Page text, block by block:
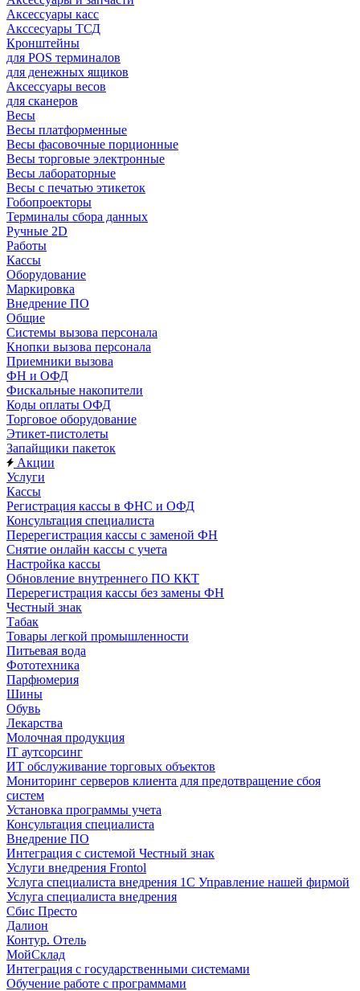
Аксессуары касс
Акссесуары ТСД
Кронштейны
для POS терминалов
для денежных ящиков
Аксессуары весов
для сканеров
Весы
Весы платформенные
Весы фасовочные порционные
Весы торговые электронные
Весы лабораторные
Весы с печатью этикеток
Гобопроекторы
Терминалы сбора данных
Ручные 2D
Работы
Кассы
Оборудование
Маркировка
Внедрение ПО
Общие
Системы вызова персонала
Кнопки вызова персонала
Приемники вызова
ФН и ОФД
Фискальные накопители
Коды оплаты ОФД
Торговое оборудование
Этикет-пистолеты
Запайщики пакеток
Акции
Услуги
Кассы
Регистрация кассы в ФНС и ОФД
Консультация специалиста
Перерегистрация кассы с заменой ФН
Снятие онлайн кассы с учета
Настройка кассы
Обновление внутреннего ПО ККТ
Перерегистрация кассы без замены ФН
Честный знак
Табак
Товары легкой промышленности
Питьевая вода
Фототехника
Парфюмерия
Шины
Обувь
Лекарства
Молочная продукция
IT аутсорсинг
ИТ обслуживание торговых объектов
Мониторинг серверов клиента для предотвращение сбоя
систем
Установка программы учета
Консультация специалиста
Внедрение ПО
Интеграция с системой Честный знак
Услуги внедрения Frontol
Услуга специалиста внедрения 1С Управление нашей фирмой
Услуга специалиста внедрения
Сбис Престо
Далион
Контур. Отель
МойСклад
Интеграция с государственными системами
Обучение работе с программами